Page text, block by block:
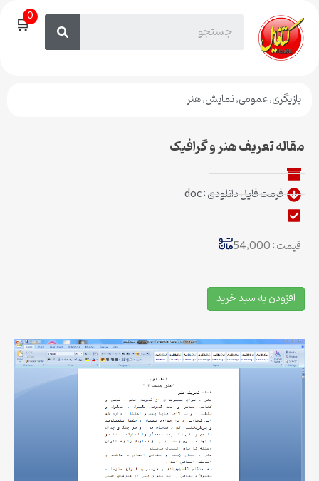
🛒0
بازیگری,عمومی,نمایش,هنر
مقاله تعریف هنر و گرافیک
فرمت فایل دانلودی : doc
قیمت : 54,000
افزودن به سبد خرید